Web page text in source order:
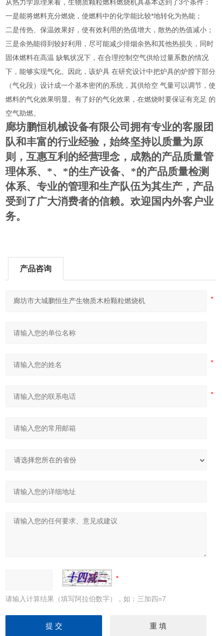
从热力学原理来看，生物质颗粒燃料燃烧机具基本达到了3个条件：
一是能将燃料充分燃烧，使燃料中的化学能比较*地转化为热能；
二是传热、保温效果好，使有效利用的热值增大，散热的热值减小；
三是余热能得到较好利用，尽可能减少排烟余热和其他热损失，同时
固体燃料在高温 缺氧状况下，在合理控制空气供给过量系数的情况
下，能够实现气化。因此，该炉具 在研究设计中把炉具的炉膛下部分
（气化段）设计成一个基本密闭的系统，其供给空 气量可以调节，使
燃料的气化效果明显。有了好的气化效果，在燃烧时要保证有充足 的
空气助燃。
廊坊鹏恒机械设备有限公司拥有专业的客服团
队和丰富的行业经验，始终坚持以质量为原
则，互惠互利的经营理念，成熟的产品质量管
理体系、*、*的生产设备、*的产品质量检测
体系、专业的管理和生产队伍为其生产，产品
受到了广大消费者的信赖。欢迎国内外客户业
务。
产品咨询
请输入计算结果（填写阿拉伯数字），如：三加四=7